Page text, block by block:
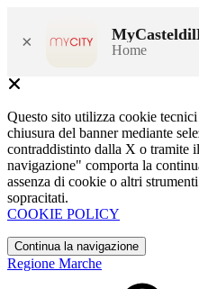
× Home
Questo sito utilizza cookie
chiusura del banner mediante
contraddistinto dalla X o tramite
navigazione" comporta la
assenza di cookie o altri
sopracitati.
COOKIE POLICY
Continua la navigazione
Regione Marche